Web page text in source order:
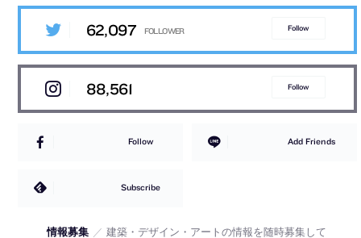
62,097 Follow
88,561 Follow
Follow Add Friends
Subscribe
情報募集 ／ 建築・デザイン・アートの情報を随時募集して